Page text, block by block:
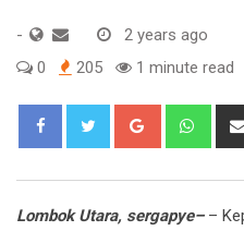
-
2 years ago
0
205 1 minute read
Google+
Lombok Utara, sergapye– –